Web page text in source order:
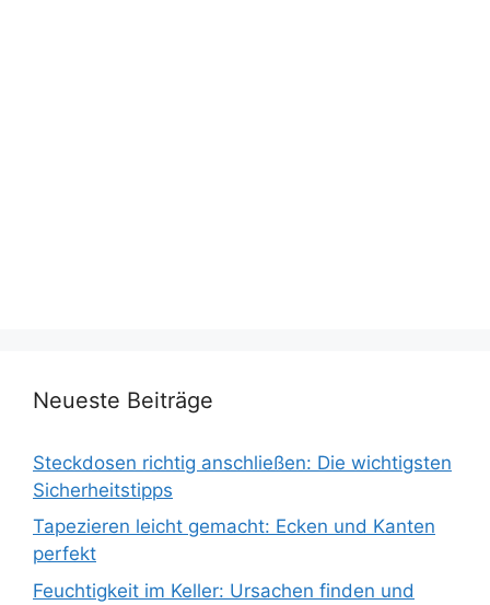
Neueste Beiträge
Steckdosen richtig anschließen: Die wichtigsten
Sicherheitstipps
Tapezieren leicht gemacht: Ecken und Kanten
perfekt
Feuchtigkeit im Keller: Ursachen finden und